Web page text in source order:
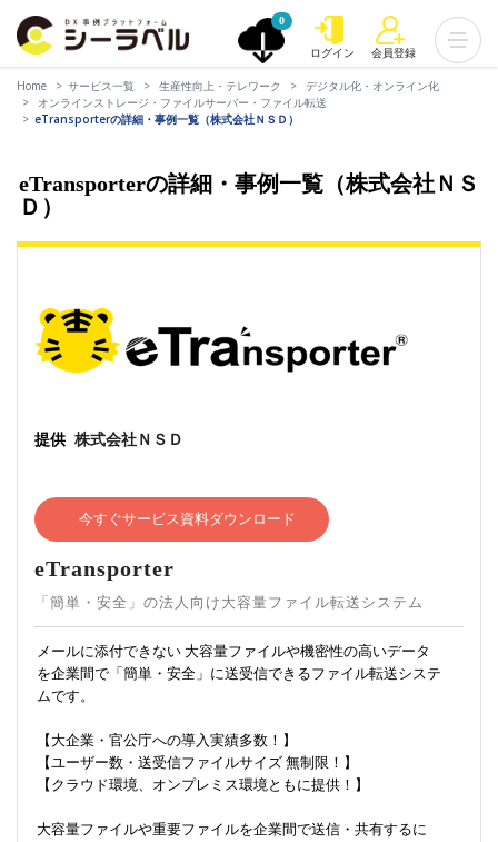
0
ログイン 会員登録
Home サービス一覧 生産性向上・テレワーク
デジタル化・オンライン化
オンラインストレージ・ファイルサーバー・ファイル転送
eTransporterの詳細・事例一覧（株式会社ＮＳＤ）
eTransporterの詳細・事例一覧（株式会社ＮＳ
Ｄ）
提供 株式会社ＮＳＤ
今すぐサービス資料ダウンロード
eTransporter
「簡単・安全」の法人向け大容量ファイル転送システム
メールに添付できない 大容量ファイルや機密性の高いデータ
を企業間で「簡単・安全」に送受信できるファイル転送システ
ムです。
【大企業・官公庁への導入実績多数！】
【ユーザー数・送受信ファイルサイズ 無制限！】
【クラウド環境、オンプレミス環境ともに提供！】
大容量ファイルや重要ファイルを企業間で送信・共有するに